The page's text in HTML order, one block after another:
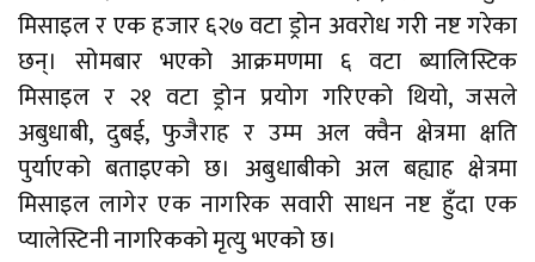
मिसाइल र एक हजार ६२७ वटा ड्रोन अवरोध गरी नष्ट गरेका
छन्। सोमबार भएको आक्रमणमा ६ वटा ब्यालिस्टिक
मिसाइल र २१ वटा ड्रोन प्रयोग गरिएको थियो, जसले
अबुधाबी, दुबई, फुजैराह र उम्म अल क्वैन क्षेत्रमा क्षति
पुर्याएको बताइएको छ। अबुधाबीको अल बह्याह क्षेत्रमा
मिसाइल लागेर एक नागरिक सवारी साधन नष्ट हुँदा एक
प्यालेस्टिनी नागरिकको मृत्यु भएको छ।